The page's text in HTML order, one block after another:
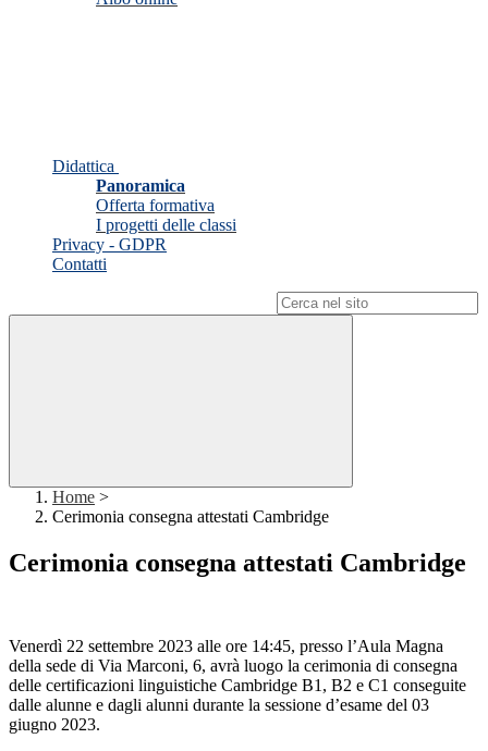
Didattica
Panoramica
Offerta formativa
I progetti delle classi
Privacy - GDPR
Contatti
Home >
Cerimonia consegna attestati Cambridge
Cerimonia consegna attestati Cambridge
Venerdì 22 settembre 2023 alle ore 14:45, presso l’Aula Magna
della sede di Via Marconi, 6, avrà luogo la cerimonia di consegna
delle certificazioni linguistiche Cambridge B1, B2 e C1 conseguite
dalle alunne e dagli alunni durante la sessione d’esame del 03
giugno 2023.